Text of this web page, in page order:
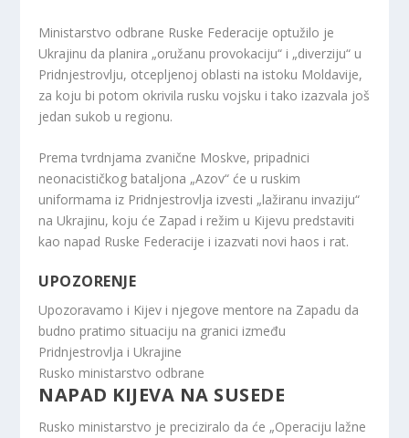
Ministarstvo odbrane Ruske Federacije optužilo je
Ukrajinu da planira „oružanu provokaciju“ i „diverziju“ u
Pridnjestrovlju, otcepljenoj oblasti na istoku Moldavije,
za koju bi potom okrivila rusku vojsku i tako izazvala još
jedan sukob u regionu.
Prema tvrdnjama zvanične Moskve, pripadnici
neonacističkog bataljona „Azov“ će u ruskim
uniformama iz Pridnjestrovlja izvesti „lažiranu invaziju“
na Ukrajinu, koju će Zapad i režim u Kijevu predstaviti
kao napad Ruske Federacije i izazvati novi haos i rat.
UPOZORENJE
Upozoravamo i Kijev i njegove mentore na Zapadu da
budno pratimo situaciju na granici između
Pridnjestrovlja i Ukrajine
Rusko ministarstvo odbrane
NAPAD KIJEVA NA SUSEDE
Rusko ministarstvo je preciziralo da će „Operaciju lažne